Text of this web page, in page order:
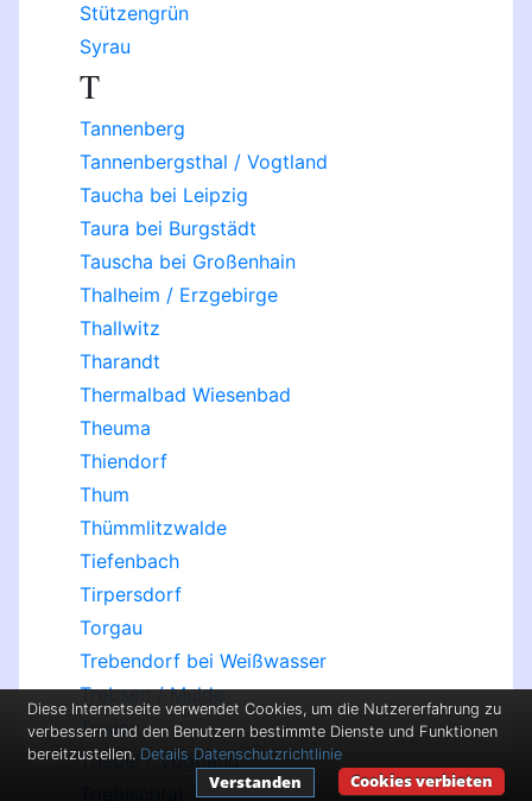
Stützengrün
Syrau
T
Tannenberg
Tannenbergsthal / Vogtland
Taucha bei Leipzig
Taura bei Burgstädt
Tauscha bei Großenhain
Thalheim / Erzgebirge
Thallwitz
Tharandt
Thermalbad Wiesenbad
Theuma
Thiendorf
Thum
Thümmlitzwalde
Tiefenbach
Tirpersdorf
Torgau
Trebendorf bei Weißwasser
Trebsen / Mulde
Treuen
Triebel / Vogtland
Diese Internetseite verwendet Cookies, um die Nutzererfahrung zu
verbessern und den Benutzern bestimmte Dienste und Funktionen
bereitzustellen. Details Datenschutzrichtlinie
Cookies verbieten
Verstanden